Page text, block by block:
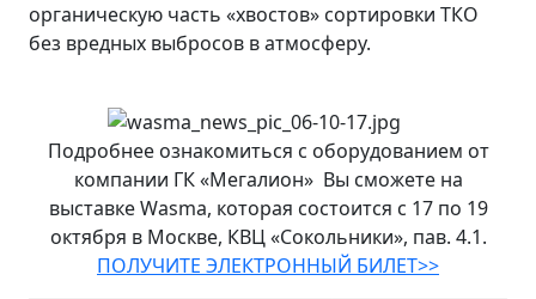
органическую часть «хвостов» сортировки ТКО
без вредных выбросов в атмосферу.
Подробнее ознакомиться с оборудованием от
компании ГК «Мегалион» Вы сможете на
выставке Wasma, которая состоится с 17 по 19
октября в Москве, КВЦ «Сокольники», пав. 4.1.
ПОЛУЧИТЕ ЭЛЕКТРОННЫЙ БИЛЕТ>>